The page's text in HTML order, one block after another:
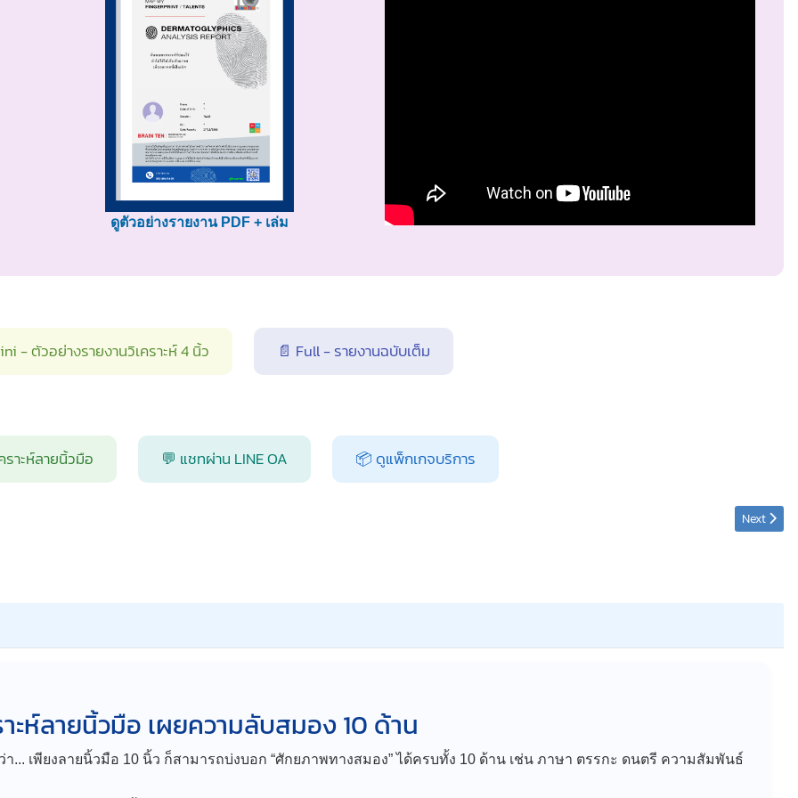
ดูตัวอย่างรายงาน PDF + เล่ม
- ตัวอย่างรายงานวิเคราะห์ 4 นิ้ว 📄 Full - รายงานฉบับเต็ม
าะห์ลายนิ้วมือ 💬 แชทผ่าน LINE OA 📦 ดูแพ็กเกจบริการ
Next
Next
าะห์ลายนิ้วมือ เผยความลับสมอง 10 ด้าน
... เพียงลายนิ้วมือ 10 นิ้ว ก็สามารถบ่งบอก “ศักยภาพทางสมอง” ได้ครบทั้ง 10 ด้าน เช่น ภาษา ตรรกะ ดนตรี ความสัมพันธ์